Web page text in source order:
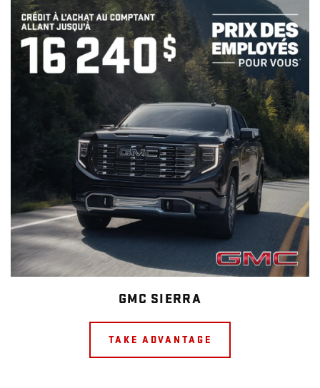
GMC SIERRA
TAKE ADVANTAGE